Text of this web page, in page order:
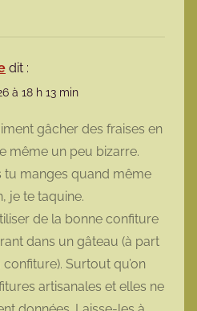
dit :
à 18 h 13 min
gâcher des fraises en
même un peu bizarre.
tu manges quand même
je te taquine.
de la bonne confiture
dans un gâteau (à part
confiture). Surtout qu’on
artisanales et elles ne